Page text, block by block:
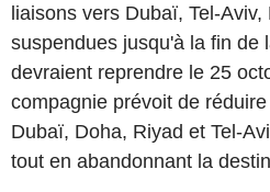
liaisons vers Dubaï, Tel-
suspendues jusqu'à la fin de
devraient reprendre le 25
compagnie prévoit de
Dubaï, Doha, Riyad et Tel-
tout en abandonnant la